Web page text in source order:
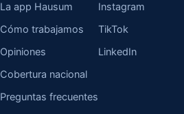
La app Hausum
Cómo trabajamos
Opiniones
Cobertura nacional
Preguntas frecuentes
Instagram
TikTok
LinkedIn